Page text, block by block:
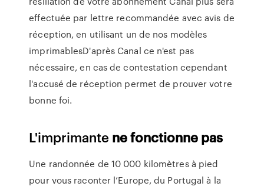
effectuée par lettre recommandée avec avis de
réception, en utilisant un de nos modèles
imprimablesD'après Canal ce n'est pas
nécessaire, en cas de contestation cependant
l'accusé de réception permet de prouver votre
bonne foi.
L'imprimante nefonctionne pas
Une randonnée de 10 000 kilomètres à pied
pour vous raconter l’Europe, du Portugal à la